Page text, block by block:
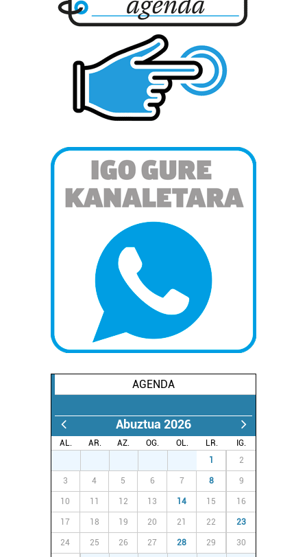
baliatzen gara. Ohar hau onartuz gero, teknologia hori
erabiltzeko baimen esplizitua ematen diguzu.Gehiago
AGENDA
Abuztua 2026
AL. AR. AZ. OG. OL. LR.
IG.
1 2
3 4 5 6 7 8 9
10 11 12 13 14 15 16
17 18 19 20 21 22 23
24 25 26 27 28 29 30